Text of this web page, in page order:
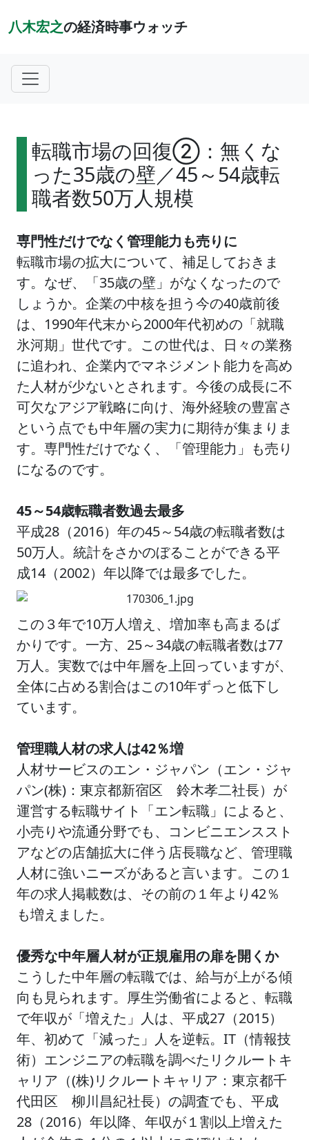
八木宏之の経済時事ウォッチ
転職市場の回復②：無くな
った35歳の壁／45～54歳転
職者数50万人規模
専門性だけでなく管理能力も売りに
転職市場の拡大について、補足しておきま
す。なぜ、「35歳の壁」がなくなったので
しょうか。企業の中核を担う今の40歳前後
は、1990年代末から2000年代初めの「就職
氷河期」世代です。この世代は、日々の業務
に追われ、企業内でマネジメント能力を高め
た人材が少ないとされます。今後の成長に不
可欠なアジア戦略に向け、海外経験の豊富さ
という点でも中年層の実力に期待が集まりま
す。専門性だけでなく、「管理能力」も売り
になるのです。
45～54歳転職者数過去最多
平成28（2016）年の45～54歳の転職者数は
50万人。統計をさかのぼることができる平
成14（2002）年以降では最多でした。
この３年で10万人増え、増加率も高まるば
かりです。一方、25～34歳の転職者数は77
万人。実数では中年層を上回っていますが、
全体に占める割合はこの10年ずっと低下し
ています。
管理職人材の求人は42％増
人材サービスのエン・ジャパン（エン・ジャ
パン(株)：東京都新宿区 鈴木孝二社長）が
運営する転職サイト「エン転職」によると、
小売りや流通分野でも、コンビニエンススト
アなどの店舗拡大に伴う店長職など、管理職
人材に強いニーズがあると言います。この１
年の求人掲載数は、その前の１年より42％
も増えました。
優秀な中年層人材が正規雇用の扉を開くか
こうした中年層の転職では、給与が上がる傾
向も見られます。厚生労働省によると、転職
で年収が「増えた」人は、平成27（2015）
年、初めて「減った」人を逆転。IT（情報技
術）エンジニアの転職を調べたリクルートキ
ャリア（(株)リクルートキャリア：東京都千
代田区 柳川昌紀社長）の調査でも、平成
28（2016）年以降、年収が１割以上増えた